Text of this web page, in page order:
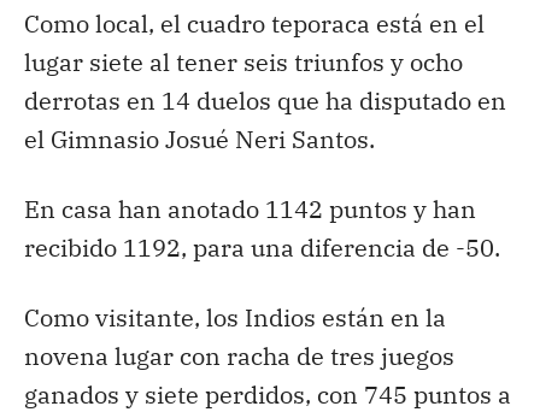
Como local, el cuadro teporaca está en el
lugar siete al tener seis triunfos y ocho
derrotas en 14 duelos que ha disputado en
el Gimnasio Josué Neri Santos.
En casa han anotado 1142 puntos y han
recibido 1192, para una diferencia de -50.
Como visitante, los Indios están en la
novena lugar con racha de tres juegos
ganados y siete perdidos, con 745 puntos a